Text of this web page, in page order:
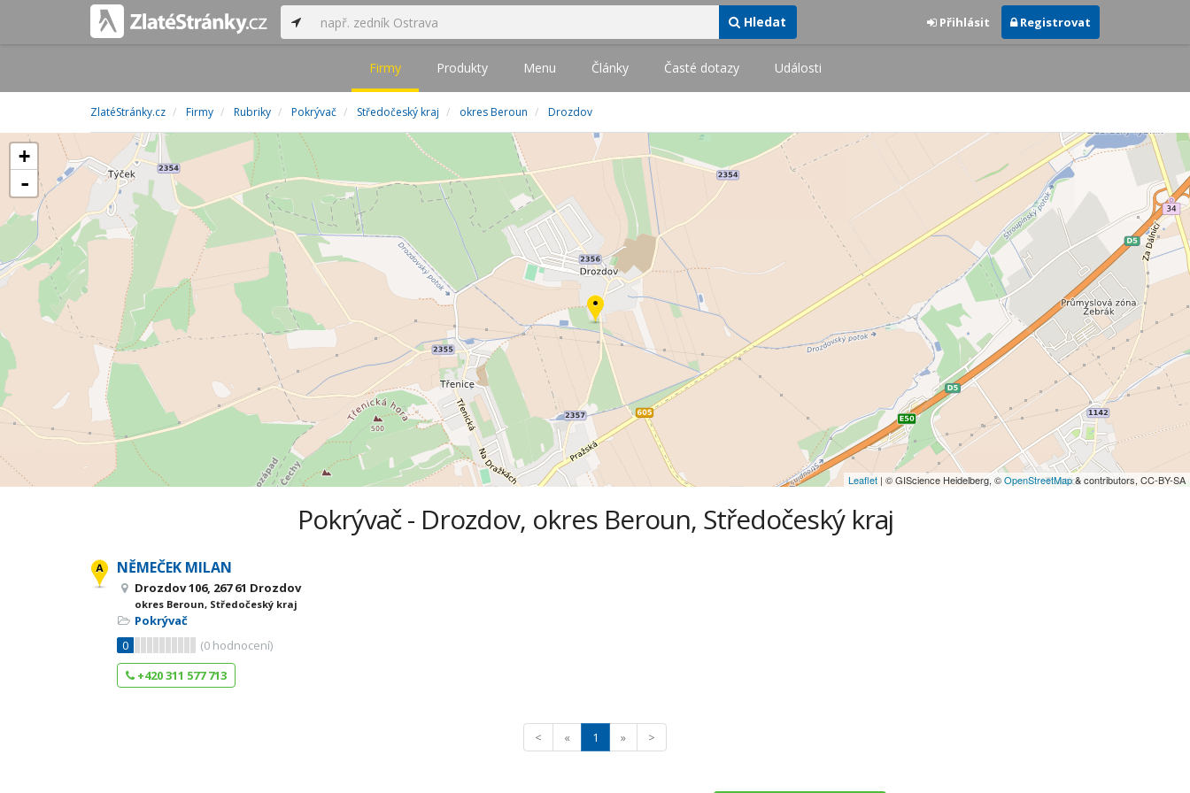
Hledat Přihlásit Registrovat
Firmy Produkty Menu Články Časté dotazy Události
ZlatéStránky.cz Firmy Rubriky Pokrývač Středočeský kraj okres Beroun Drozdov
+
-
Leaflet | © GIScience Heidelberg, ©OpenStreetMap& contributors, CC-BY-SA
Pokrývač - Drozdov, okres Beroun, Středočeský kraj
NĚMEČEK MILAN
Drozdov 106, 267 61 Drozdov
okres Beroun, Středočeský kraj
Pokrývač
0
(0 hodnocení)
+420 311 577 713
< « 1 » >